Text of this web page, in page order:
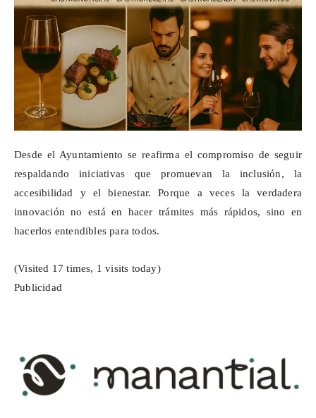
Desde el Ayuntamiento se reafirma el compromiso de seguir
respaldando iniciativas que promuevan la inclusión, la
accesibilidad y el bienestar. Porque a veces la verdadera
innovación no está en hacer trámites más rápidos, sino en
hacerlos entendibles para todos.
(Visited 17 times, 1 visits today)
Publicidad